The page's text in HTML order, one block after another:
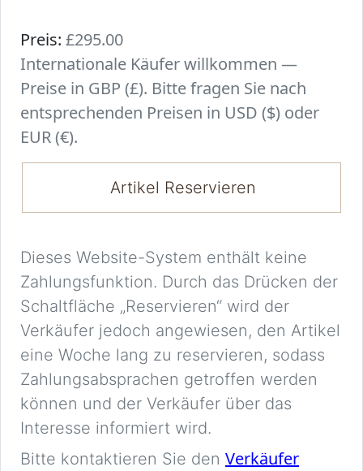
Preis: £295.00
Internationale Käufer willkommen —
Preise in GBP (£). Bitte fragen Sie nach
entsprechenden Preisen in USD ($) oder
EUR (€).
Artikel Reservieren
Dieses Website-System enthält keine
Zahlungsfunktion. Durch das Drücken der
Schaltfläche „Reservieren“ wird der
Verkäufer jedoch angewiesen, den Artikel
eine Woche lang zu reservieren, sodass
Zahlungsabsprachen getroffen werden
können und der Verkäufer über das
Interesse informiert wird.
Bitte kontaktieren Sie den Verkäufer